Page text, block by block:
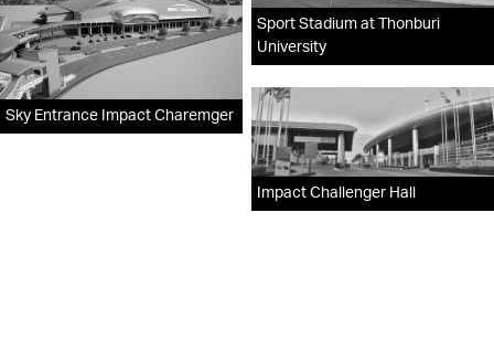
Sport Stadium at Thonburi
University
Sky Entrance Impact Charemger
Impact Challenger Hall